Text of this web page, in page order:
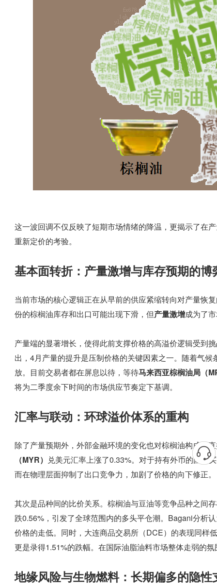
这一波回调不仅反映了短期市场情绪的降温，更揭示了在
重新定价的考验。
基本面转折：产量激增与库存预期的博
当前市场的核心逻辑正在从早前的供应紧缩转向对产量恢
份的棕榈油库存和出口可能出现下滑，但产量激增成为了
产量端的显著增长，使得此前支撑价格的高溢价逻辑受到
出，4月产量的提升是压制价格的关键因素之一。随着气
放。目前交易者都在屏息以待，等待马来西亚棕榈油局（
将为二季度余下时间的市场供应节奏定下基调。
汇率与联动：环球溢价体系的重构
除了产量预期外，外部金融环境的变化也对棕榈油构成了
（MYR） 兑美元汇率上涨了0.33%。对于持有外币的国际
而在物理层面抑制了出口竞争力，加剧了价格的向下修正。
其次是品种间的比价关系。棕榈油与豆油等竞争品种之间
跌0.56%，引发了全球范围内的多头平仓潮。Bagani分析
价格的走低。同时，大连商品交易所（DCE）的表现同样
更是录得1.51%的跌幅。在国际油脂油料市场整体走弱的
地缘风险与生物燃料：长期偏多的隐性